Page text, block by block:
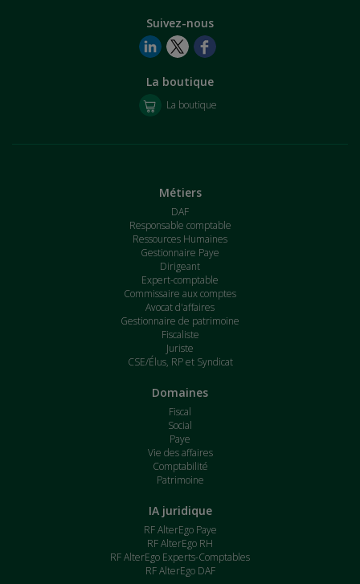
Suivez-nous
La boutique
La boutique
Métiers
DAF
Responsable comptable
Ressources Humaines
Gestionnaire Paye
Dirigeant
Expert-comptable
Commissaire aux comptes
Avocat d'affaires
Gestionnaire de patrimoine
Fiscaliste
Juriste
CSE/Élus, RP et Syndicat
Domaines
Fiscal
Social
Paye
Vie des affaires
Comptabilité
Patrimoine
IA juridique
RF AlterEgo Paye
RF AlterEgo RH
RF AlterEgo Experts-Comptables
RF AlterEgo DAF